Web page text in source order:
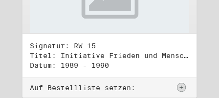
Signatur: RW 15
Titel: Initiative Frieden und Menschenrechte, Veröffentlichungen
Datum: 1989 - 1990
Auf Bestellliste setzen: